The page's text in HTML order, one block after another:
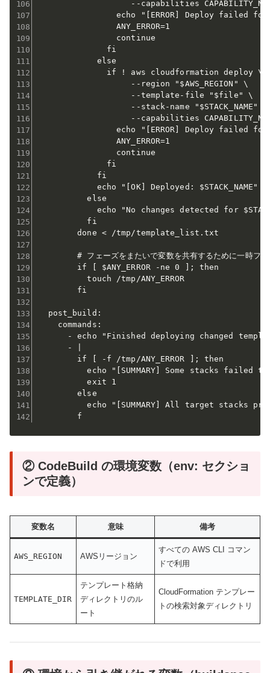
--capabilities
echo "[ERROR] Deploy failed
                ANY_ERROR=1
                continue
              fi
            else
              if ! aws cloudformation deploy \
                   --region "$AWS_REGION" \
                   --template-file "$file" \
                   --stack-name "$STACK_NAME" \
--capabilities
echo "[ERROR] Deploy failed
                ANY_ERROR=1
                continue
              fi
            fi
            echo "[OK] Deployed: $STACK_NAME"
          else
echo "No changes detected for
          fi
        done < /tmp/template_list.txt
# フェーズをまたいで変数を共有するために一時ファ
        if [ $ANY_ERROR -ne 0 ]; then
          touch /tmp/ANY_ERROR
        fi
  post_build:
    commands:
- echo "Finished deploying changed
      - |
        if [ -f /tmp/ANY_ERROR ]; then
echo "[SUMMARY] Some stacks failed
          exit 1
        else
echo "[SUMMARY] All target stacks
        f
② CodeBuild の環境変数（env: セクショ
ンで定義）
変数名 意味 備考
AWS_REGION AWSリージョン
すべての AWS CLI コマン
ドで利用
TEMPLATE_DIR
テンプレート格納
ディレクトリのル
ート
CloudFormation テンプレー
トの検索対象ディレクトリ